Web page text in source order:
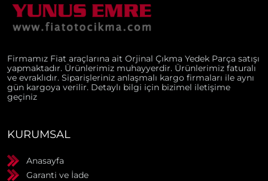
Firmamız Fiat araçlarına ait Orjinal Çıkma Yedek Parça satışı
yapmaktadır. Ürünlerimiz muhayyerdir. Ürünlerimiz faturalı
ve evraklıdır. Siparişleriniz anlaşmalı kargo firmaları ile aynı
gün kargoya verilir. Detaylı bilgi için bizimel iletişime
geçiniz
KURUMSAL
Anasayfa
Garanti ve İade